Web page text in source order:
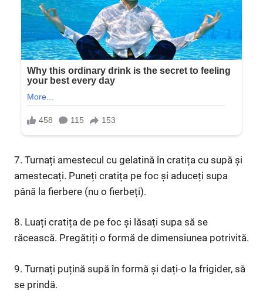
7. Turnați amestecul cu gelatină în cratița cu supă și
amestecați. Puneți cratița pe foc și aduceți supa
până la fierbere (nu o fierbeți).
8. Luați cratița de pe foc și lăsați supa să se
răcească. Pregătiți o formă de dimensiunea potrivită.
9. Turnați puțină supă în formă și dați-o la frigider, să
se prindă.